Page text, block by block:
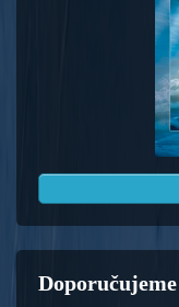
Doporučujeme